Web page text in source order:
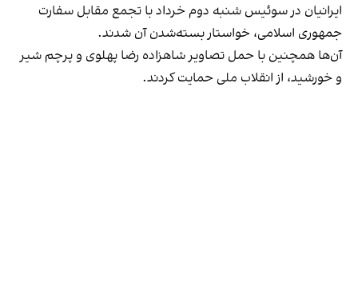
ایرانیان در سوئیس شنبه دوم خرداد با تجمع مقابل سفارت
جمهوری اسلامی، خواستار بسته‌شدن آن شدند.
آن‌ها همچنین با حمل تصاویر شاهزاده رضا پهلوی و پرچم شیر
و خورشید، از انقلاب ملی حمایت کردند.